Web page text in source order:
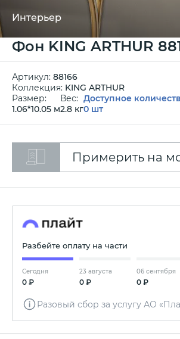
Интерьер
Фон KING ARTHUR
Артикул: 88166
Коллекция: KING ARTHUR
Размер:
1.06*10.05 м
Вес:
2.8 кг
Доступное
0 шт
Примерить на
Разбейте оплату на части
Сегодня
0 ₽
23 августа
0 ₽
06 сентября
0 ₽
Разовый сбор за услугу АО